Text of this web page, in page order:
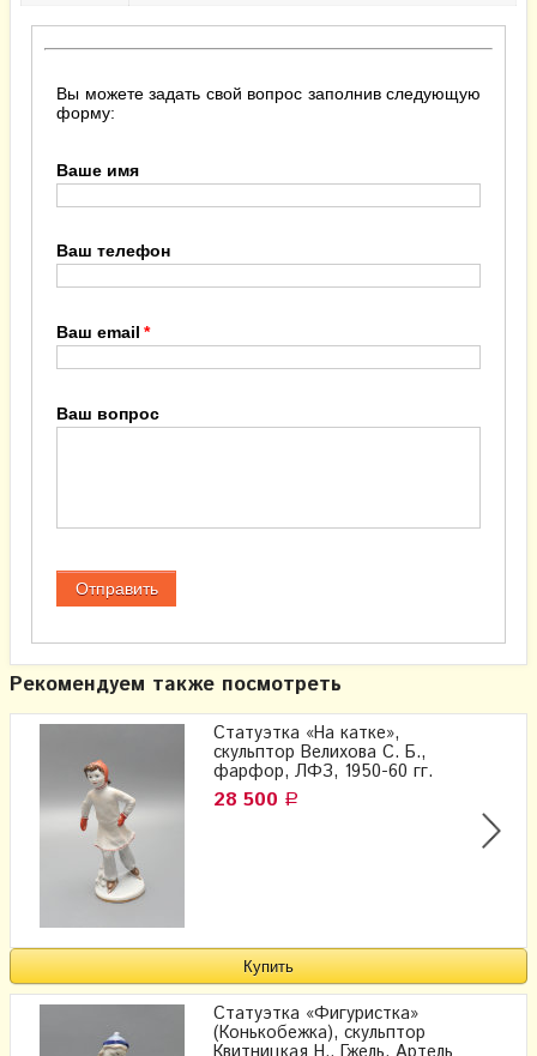
Вы можете задать свой вопрос заполнив следующую
форму:
Ваше имя
Ваш телефон
Ваш email
Ваш вопрос
Рекомендуем также посмотреть
Статуэтка «На катке»,
cкульптор Велихова С. Б.,
фарфор, ЛФЗ, 1950-60 гг.
28 500 Р
Статуэтка «Фигуристка»
(Конькобежка), скульптор